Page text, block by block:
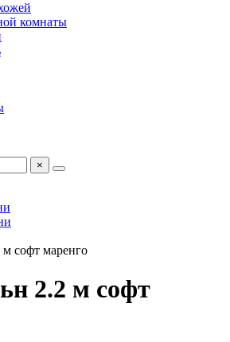
комнаты
×
софт маренго
2.2 м софт